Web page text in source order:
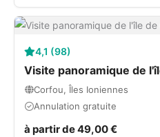
4,1 (98)
Visite panoramique de
Corfou, Îles Ioniennes
Annulation gratuite
à partir de 49,00 €